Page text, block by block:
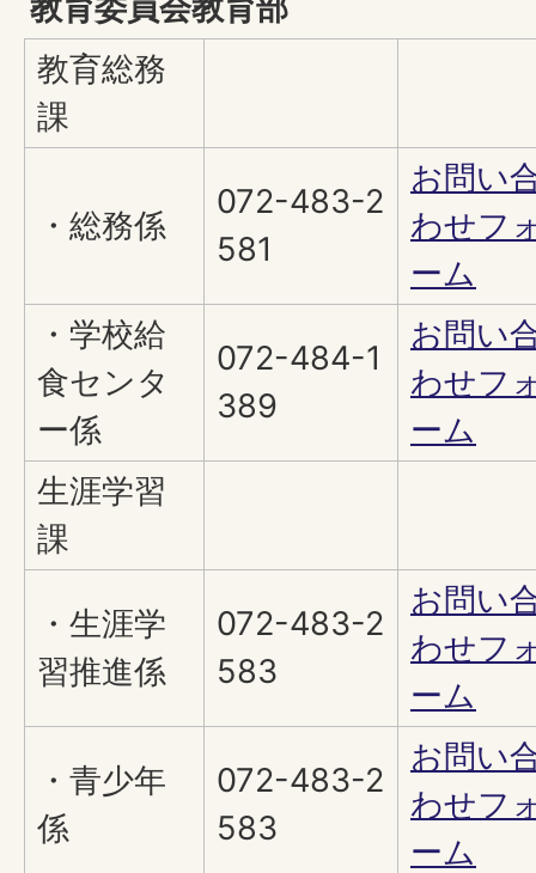
教育総務
課
・総務係
072-483-2
581
お問い
わせフ
ーム
・学校給
食センタ
ー係
072-484-1
389
お問い
わせフ
ーム
生涯学習
課
・生涯学
習推進係
072-483-2
583
お問い
わせフ
ーム
・青少年
係
072-483-2
583
お問い
わせフ
ーム